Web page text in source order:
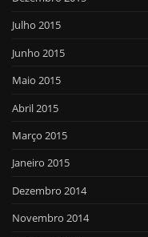
Julho 2015
Junho 2015
Maio 2015
Abril 2015
Março 2015
Janeiro 2015
Dezembro 2014
Novembro 2014